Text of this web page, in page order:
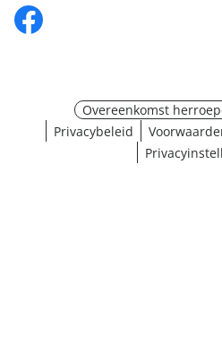
Overeenkomst
Privacybeleid